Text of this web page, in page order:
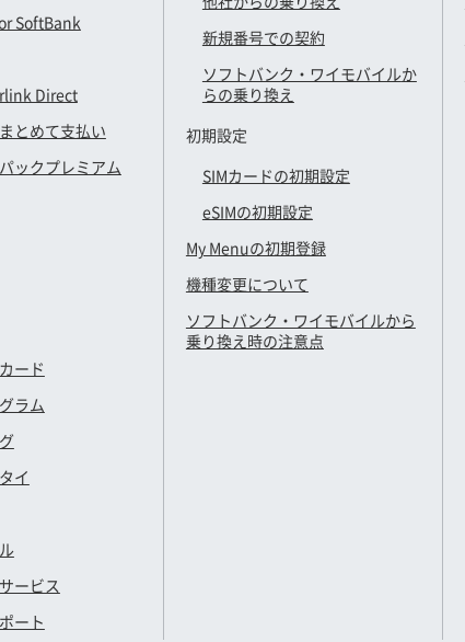
SoftBank
Direct
とめて支払い
ックプレミアム
ード
ラム
イ
ービス
ート
新規番号での契約
ソフトバンク・ワイモバイルか
らの乗り換え
初期設定
SIMカードの初期設定
eSIMの初期設定
My Menuの初期登録
機種変更について
ソフトバンク・ワイモバイルから
乗り換え時の注意点